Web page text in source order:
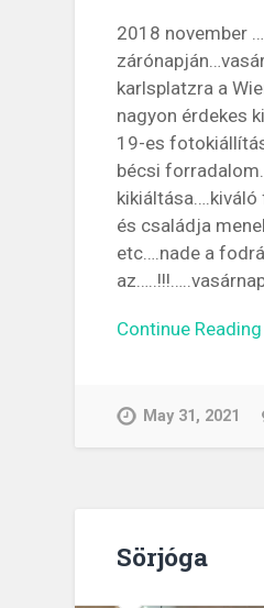
2018 november
karlsplatzra a
nagyon érdekes
19-es
bécsi
kikiáltása….kiváló
és családja
etc….nade a
Continue
May 31, 2021
Sörjóga